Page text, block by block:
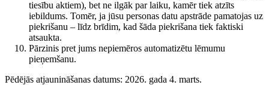
tiesību aktiem), bet ne ilgāk par laiku, kamēr tiek atzīts
iebildums. Tomēr, ja jūsu personas datu apstrāde pamatojas uz
piekrišanu – līdz brīdim, kad šāda piekrišana tiek faktiski
atsaukta.
Pārzinis pret jums nepiemēros automatizētu lēmumu
pieņemšanu.
Pēdējās atjaunināšanas datums: 2026. gada 4. marts.